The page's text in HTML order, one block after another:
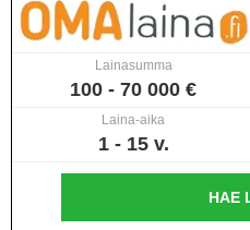
Lainasumma
100 - 70 000 €
Laina-aika
1 - 15 v.
HAE